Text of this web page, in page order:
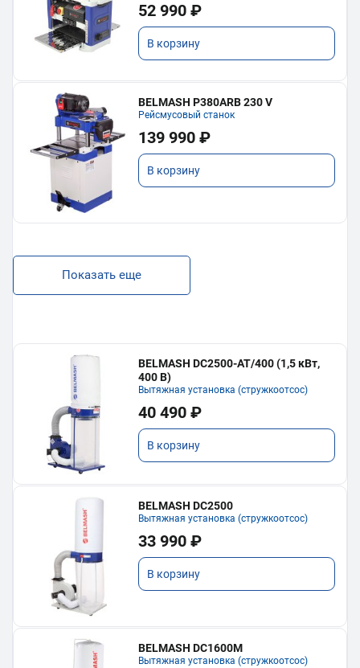
52 990 ₽
В корзину
BELMASH P380ARB 230 V
Рейсмусовый станок
139 990 ₽
В корзину
Показать еще
BELMASH DC2500-AT/400 (1,5 кВт,
400 В)
Вытяжная установка (стружкоотсос)
40 490 ₽
В корзину
BELMASH DC2500
Вытяжная установка (стружкоотсос)
33 990 ₽
В корзину
BELMASH DC1600M
Вытяжная установка (стружкоотсос)